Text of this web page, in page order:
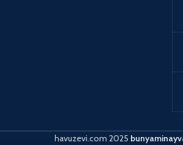
havuzevi.com 2025